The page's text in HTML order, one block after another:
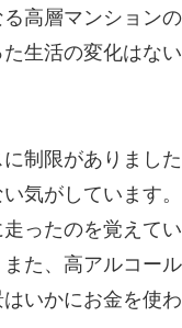
高層マンション
生活の変化はな
制限がありまし
気がしています。
ったのを覚えて
た、高アルコー
いかにお金を使